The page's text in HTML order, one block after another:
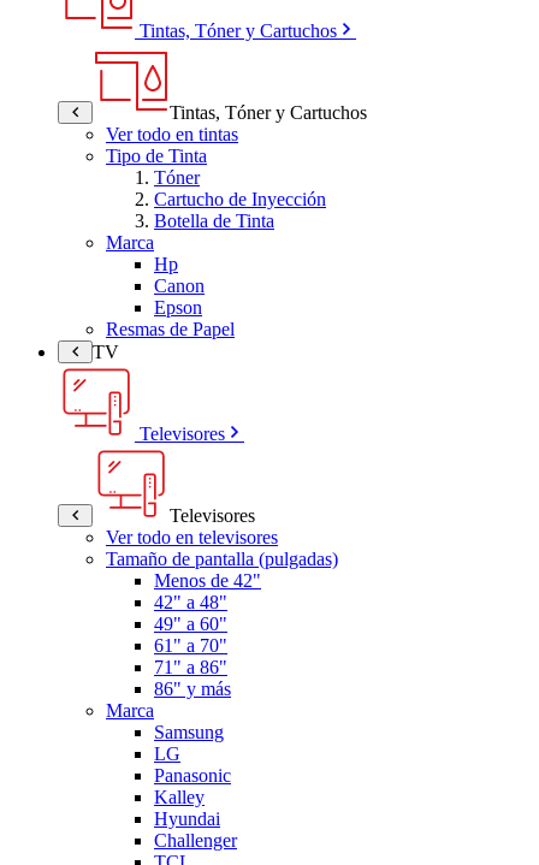
Tintas, Tóner y Cartuchos
Tintas, Tóner y Cartuchos
Ver todo en tintas
Tipo de Tinta
Tóner
Cartucho de Inyección
Botella de Tinta
Marca
Hp
Canon
Epson
Resmas de Papel
TV
Televisores
Televisores
Ver todo en televisores
Tamaño de pantalla (pulgadas)
Menos de 42"
42" a 48"
49" a 60"
61" a 70"
71" a 86"
86" y más
Marca
Samsung
LG
Panasonic
Kalley
Hyundai
Challenger